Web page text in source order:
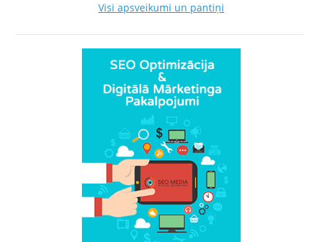
Visi apsveikumi un pantiņi